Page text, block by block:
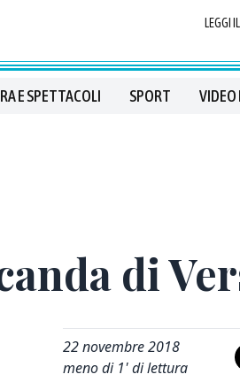
LEGGI
E SPETTACOLI SPORT VIDEO
di
22 novembre 2018
meno di 1' di lettura